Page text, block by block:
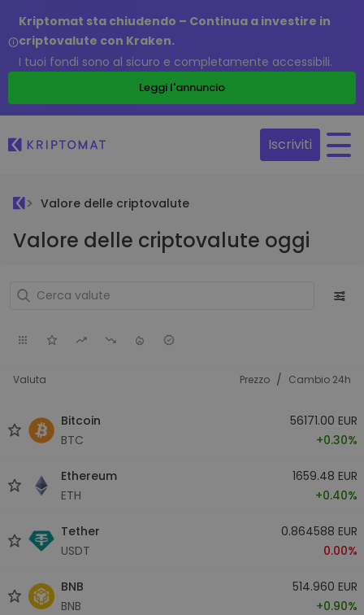
Kriptomat sta chiudendo – Continua a investire in
criptovalute con Kraken.
I tuoi fondi sono al sicuro e completamente accessibili.
Leggi l'annuncio
Iscriviti
Valore delle criptovalute
Valore delle criptovalute oggi
Valuta Prezzo / Cambio 24h
Bitcoin
BTC
56171.00 EUR
+0.30%
Ethereum
ETH
1659.48 EUR
+0.40%
Tether
USDT
0.864588 EUR
0.00%
BNB
BNB
514.960 EUR
+0.90%